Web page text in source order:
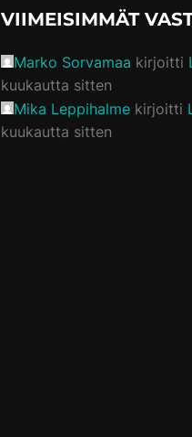
VIIMEISIMMÄT
Marko Sorvamaa kirjoitti
kuukautta sitten
Mika Leppihalme kirjoitti
kuukautta sitten